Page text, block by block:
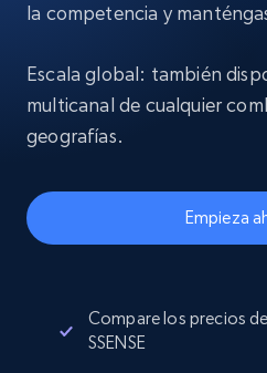
la competencia y
Escala global: también
multicanal de cualquier
geografías.
Empieza
Compare los precios
SSENSE